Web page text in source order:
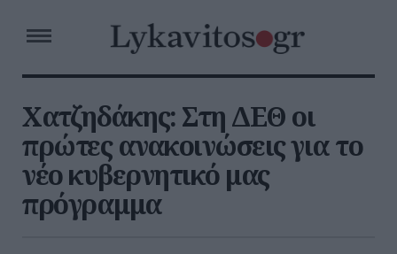
Χατζηδάκης: Στη ΔΕΘ οι
πρώτες ανακοινώσεις για το
νέο κυβερνητικό μας
πρόγραμμα